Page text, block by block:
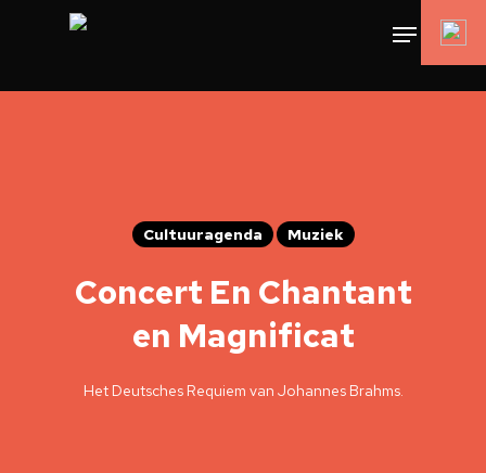
Cultuuragenda Muziek
Concert En Chantant
en Magnificat
Het Deutsches Requiem van Johannes Brahms.